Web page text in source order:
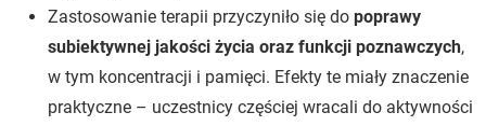
Zastosowanie terapii przyczyniło się do poprawy
subiektywnej jakości życia oraz funkcji poznawczych,
w tym koncentracji i pamięci. Efekty te miały znaczenie
praktyczne – uczestnicy częściej wracali do aktywności